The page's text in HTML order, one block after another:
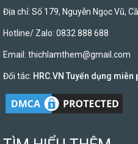
Địa chỉ: Số 179, Nguyễn Ngọc Vũ,
Hotline/ Zalo: 0832 888 688
Email: thichlamthem@gmail.com
Đối tác: HRC.VN Tuyển dụng miễn